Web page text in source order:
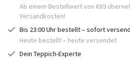
Ab einem Bestellwert von €89
Versandkosten!
Bis 23:00 Uhr bestellt – sofort
Heute bestellt – heute versendet
Dein Teppich-Experte